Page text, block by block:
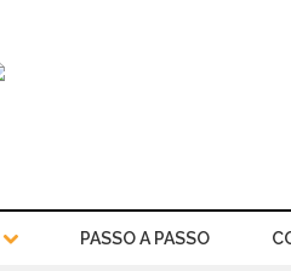
PASSO A PASSO